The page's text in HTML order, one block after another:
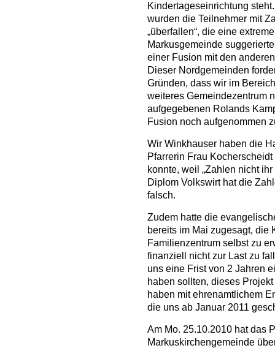
Kindertageseinrichtung
wurden die Teilnehmer mit
„überfallen“, die eine
Markusgemeinde
einer Fusion mit den
Dieser Nordgemeinden
Gründen, dass wir im
weiteres Gemeindezentrum
aufgegebenen Rolands
Fusion noch aufgenommen
Wir Winkhauser haben die
Pfarrerin Frau
konnte, weil „Zahlen nicht
Diplom Volkswirt hat die
falsch.
Zudem hatte die
bereits im Mai zugesagt, die
Familienzentrum selbst zu
finanziell nicht zur Last zu
uns eine Frist von 2 Jahren
haben sollten, dieses
haben mit ehrenamtlichem
die uns ab Januar 2011
Am Mo. 25.10.2010 hat das
Markuskirchengemeinde